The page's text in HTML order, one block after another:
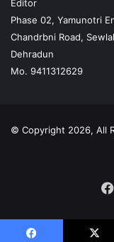
Editor
Phase 02, Yamunotri
Chandrbni Road,
Dehradun
Mo. 9411312629
© Copyright 2026, All